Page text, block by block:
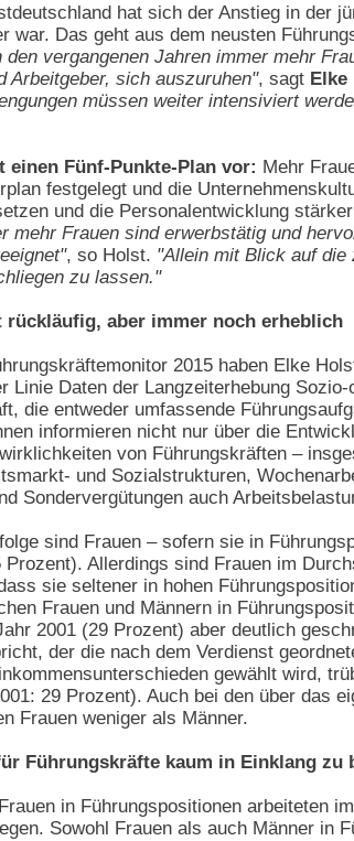
hat sich der Anstieg in der
war. Das geht aus dem neusten
den vergangenen Jahren immer mehr
Arbeitgeber, sich auszuruhen", sagt Elke
müssen weiter intensiviert
einen Fünf-Punkte-Plan vor: Mehr
festgelegt und die
und die Personalentwicklung
mehr Frauen sind erwerbstätig und
, so Holst. "Allein mit Blick auf die
zu lassen."
rückläufig, aber immer noch erheblich
2015 haben Elke
Linie Daten der Langzeiterhebung
die entweder umfassende
informieren nicht nur über die
von Führungskräften –
und Sozialstrukturen,
Sondervergütungen auch
sind Frauen – sofern sie in
Allerdings sind Frauen im
sie seltener in hohen
Frauen und Männern in
2001 (29 Prozent) aber deutlich
der die nach dem Verdienst
gewählt wird,
29 Prozent). Auch bei den über das
Frauen weniger als Männer.
Führungskräfte kaum in Einklang zu
in Führungspositionen arbeiteten
Sowohl Frauen als auch Männer in